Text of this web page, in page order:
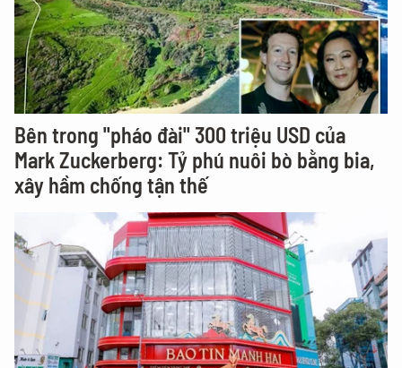
Bên trong "pháo đài" 300 triệu USD của
Mark Zuckerberg: Tỷ phú nuôi bò bằng bia,
xây hầm chống tận thế